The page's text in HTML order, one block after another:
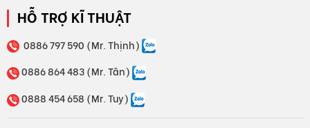
HỖ TRỢ KĨ THUẬT
0886 797 590 (Mr. Thịnh)
0886 864 483 (Mr. Tân)
0888 454 658 (Mr. Tuy)